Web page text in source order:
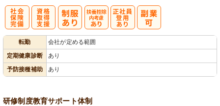
転勤
会社が定める範囲
定期健康診断
あり
予防接種補助
あり
研修制度教育サポート体制